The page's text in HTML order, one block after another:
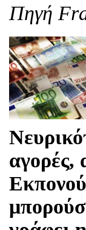
Πηγή
αγορές,